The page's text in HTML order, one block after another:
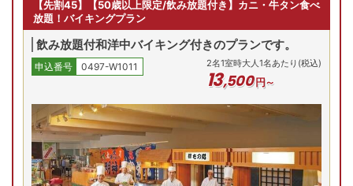
仙台名物牛タン焼きが食べ放題！さらに新鮮な刺身・握り寿
司、実演天ぷらなど和洋中メニューが並びます。デザートや
ソフトドリンクも充実し、好きなものを好きなだけ楽しめる
大満足のバイキングです。
Previous
16,600円
予約
14,600円
予約
先割
14,600円
予約
先割
14,600
予約
先割
プランの詳細を見る
【先割45】【50歳以上限定/飲み放題付き】カニ・牛タン食べ
放題！バイキングプラン
飲み放題付和洋中バイキング付きのプランです。
申込番号 0497-W1011 2名1室時大人1名あたり(税込)
13,500円～